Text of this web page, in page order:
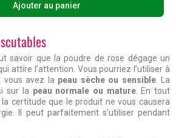
Ajouter au panier
savoir que la poudre de rose dégage un
attire l’attention. Vous pourriez l’utiliser à
avez la peau sèche ou sensible. La
sur la peau normale ou mature. En tout
certitude que le produit ne vous causera
Il peut parfaitement s’utiliser pendant